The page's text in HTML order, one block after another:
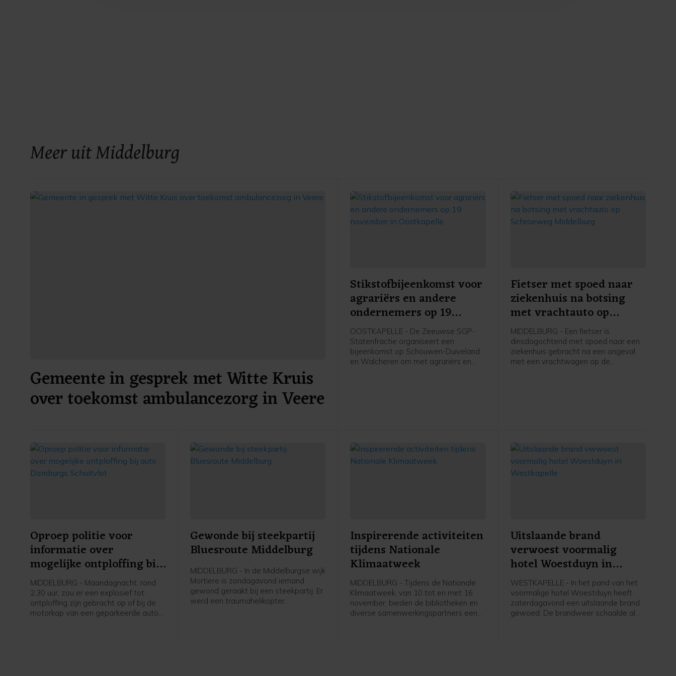
Meer uit Middelburg
Gemeente in gesprek met Witte Kruis
over toekomst ambulancezorg in Veere
Stikstofbijeenkomst voor
agrariërs en andere
ondernemers op 19
november in Oostkapelle
OOSTKAPELLE - De Zeeuwse SGP-
Statenfractie organiseert een
bijeenkomst op Schouwen-Duiveland
en Walcheren om met agrariërs en
Fietser met spoed naar
ziekenhuis na botsing
met vrachtauto op
Schroeweg Middelburg
MIDDELBURG - Een fietser is
dinsdagochtend met spoed naar een
ziekenhuis gebracht na een ongeval
met een vrachtwagen op de
Oproep politie voor
informatie over
mogelijke ontploffing bij
auto Domburgs
Schuitvlot
MIDDELBURG - Maandagnacht, rond
2.30 uur, zou er een explosief tot
ontploffing zijn gebracht op of bij de
motorkap van een geparkeerde auto
Gewonde bij steekpartij
Bluesroute Middelburg
MIDDELBURG - In de Middelburgse wijk
Mortiere is zondagavond iemand
gewond geraakt bij een steekpartij. Er
werd een traumahelikopter
Inspirerende activiteiten
tijdens Nationale
Klimaatweek
MIDDELBURG - Tijdens de Nationale
Klimaatweek, van 10 tot en met 16
november, bieden de bibliotheken en
diverse samenwerkingspartners een
Uitslaande brand
verwoest voormalig
hotel Woestduyn in
Westkapelle
WESTKAPELLE - In het pand van het
voormalige hotel Woestduyn heeft
zaterdagavond een uitslaande brand
gewoed. De brandweer schaalde al